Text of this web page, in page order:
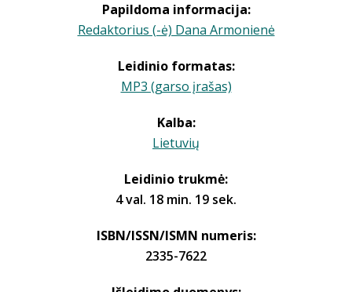
Papildoma informacija:
Redaktorius (-ė) Dana Armonienė
Leidinio formatas:
MP3 (garso įrašas)
Kalba:
Lietuvių
Leidinio trukmė:
4 val. 18 min. 19 sek.
ISBN/ISSN/ISMN numeris:
2335-7622